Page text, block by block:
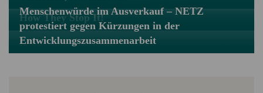
How They Stop It!
Menschenwürde im Ausverkauf – NETZ
protestiert gegen Kürzungen in der
Entwicklungszusammenarbeit